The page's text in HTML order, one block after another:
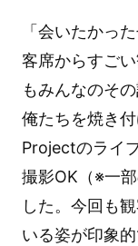
「会いたかっ
客席からすご
もみんなのそ
俺たちを焼き
Projectのライ
撮影OK（※一
した。今回も
いる姿が印象